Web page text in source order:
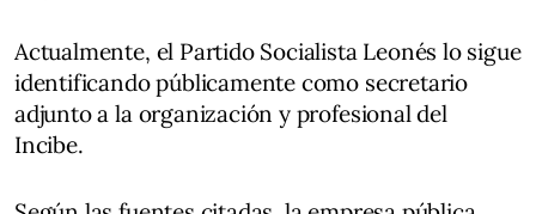
Actualmente, el Partido Socialista Leonés lo sigue
identificando públicamente como secretario
adjunto a la organización y profesional del
Incibe.